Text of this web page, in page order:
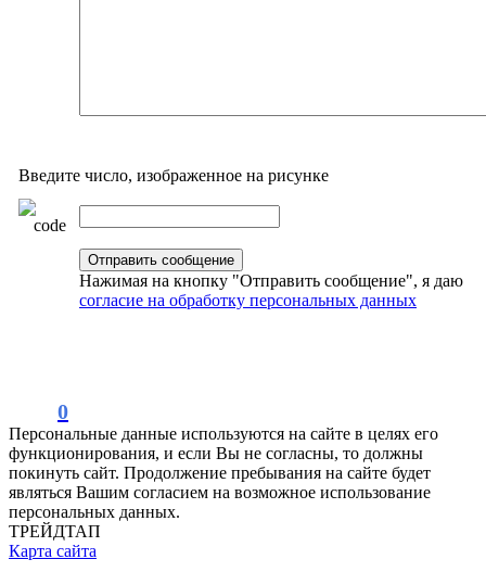
Введите число, изображенное на рисунке
Нажимая на кнопку "Отправить сообщение", я даю
согласие на обработку персональных данных
0
Персональные данные используются на сайте в целях его
функционирования, и если Вы не согласны, то должны
покинуть сайт. Продолжение пребывания на сайте будет
являться Вашим согласием на возможное использование
персональных данных.
ТРЕЙДТАП
Карта сайта